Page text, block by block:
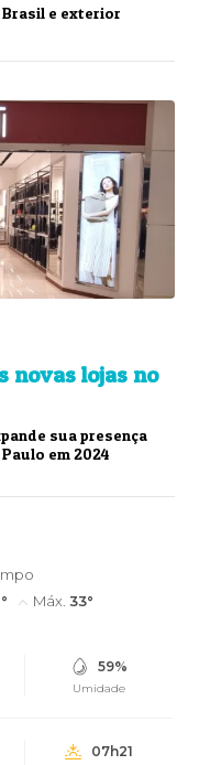
Brasil e exterior
novas lojas no
sua presença
em 2024
Máx. 33°
59%
Umidade
07h21